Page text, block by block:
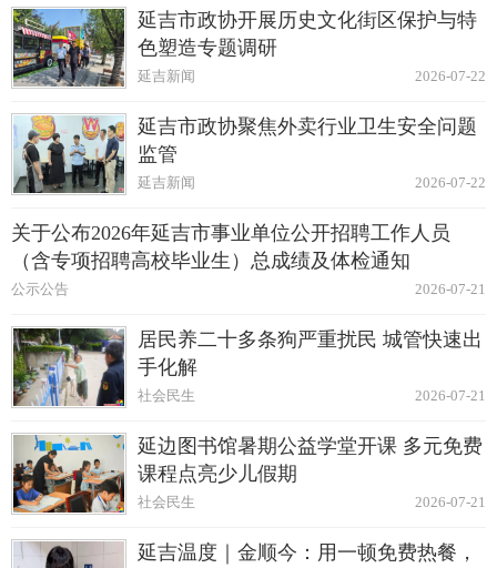
延吉市政协开展历史文化街区保护与特
色塑造专题调研
2026-07-22
延吉新闻
延吉市政协聚焦外卖行业卫生安全问题
监管
2026-07-22
延吉新闻
关于公布2026年延吉市事业单位公开招聘工作人员
（含专项招聘高校毕业生）总成绩及体检通知
2026-07-21
公示公告
居民养二十多条狗严重扰民 城管快速出
手化解
2026-07-21
社会民生
延边图书馆暑期公益学堂开课 多元免费
课程点亮少儿假期
2026-07-21
社会民生
延吉温度｜金顺今：用一顿免费热餐，